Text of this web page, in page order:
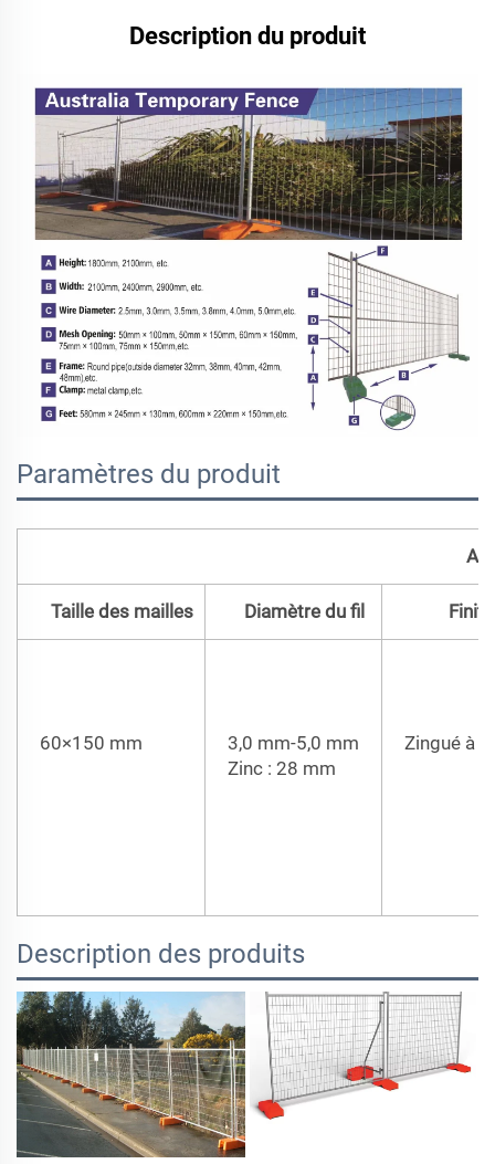
Description du produit
Paramètres du produit
Taille des mailles Diamètre du fil
60×150 mm
3,0 mm-5,0 mm
Zinc : 28 mm
Zingué à
Description des produits